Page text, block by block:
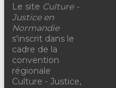
Le site Culture -
Justice en
Normandie
s'inscrit dans le
cadre de la
convention
régionale
Culture - Justice,